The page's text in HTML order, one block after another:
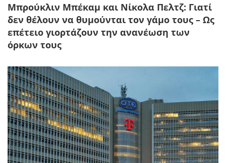
Μπρούκλιν Μπέκαμ και Νίκολα Πελτζ: Γιατί
δεν θέλουν να θυμούνται τον γάμο τους – Ως
επέτειο γιορτάζουν την ανανέωση των
όρκων τους